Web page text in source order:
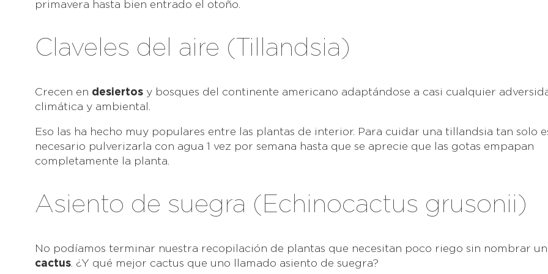
primavera hasta bien entrado el otoño.
Claveles del aire (Tillandsia)
Crecen en desiertos y bosques del continente americano adaptándose a casi cualquier
climática y ambiental.
Eso las ha hecho muy populares entre las plantas de interior. Para cuidar una tillandsia tan solo
necesario pulverizarla con agua 1 vez por semana hasta que se aprecie que las gotas empapan
completamente la planta.
Asiento de suegra (Echinocactus grusonii)
No podíamos terminar nuestra recopilación de plantas que necesitan poco riego sin nombrar un
cactus. ¿Y qué mejor cactus que uno llamado asiento de suegra?